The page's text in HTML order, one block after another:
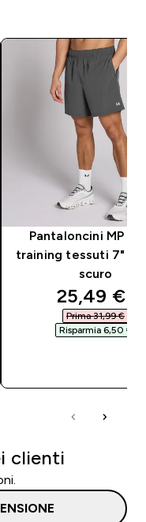
Pantaloncini MP
training tessuti 7" -
scuro
25,49 €‎
Prima 31,99 €‎
Risparmia 6,50 €‎
clienti